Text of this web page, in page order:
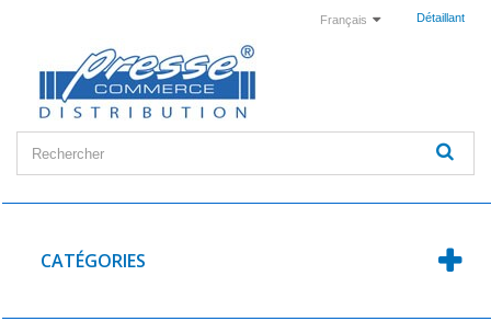
Détaillant
Français
CATÉGORIES